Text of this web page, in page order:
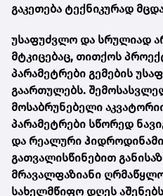
გაკეთება ტექნიკურად
უსაფუძვლო და სრულიად
მტკიცებაც, თითქოს
პარამეტრები გემების
გაართულებს.
მოსაბრუნებელი
პარამეტრები სწორედ
და რეალური
გათვალისწინებით
მრავალფაზიანი
სახელმწიფო დღეს